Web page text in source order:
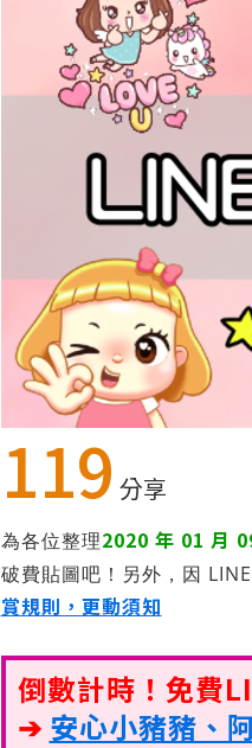
119 分享
為各位整理2020 年 01 月
破費貼圖吧！另外，因
賞規則，更動須知
倒數計時！免費
➔ 安心小豬豬、